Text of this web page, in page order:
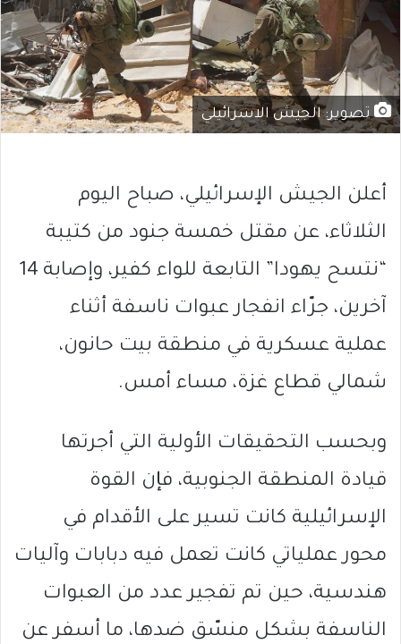
تصوير: الجيش الاسرائيلي
أعلن الجيش الإسرائيلي، صباح اليوم
الثلاثاء، عن مقتل خمسة جنود من كتيبة
“نتسح يهودا” التابعة للواء كفير، وإصابة 14
آخرين، جرّاء انفجار عبوات ناسفة أثناء
عملية عسكرية في منطقة بيت حانون،
شمالي قطاع غزة، مساء أمس.
وبحسب التحقيقات الأولية التي أجرتها
قيادة المنطقة الجنوبية، فإن القوة
الإسرائيلية كانت تسير على الأقدام في
محور عملياتي كانت تعمل فيه دبابات وآليات
هندسية، حين تم تفجير عدد من العبوات
الناسفة بشكل منسّق ضدها، ما أسفر عن